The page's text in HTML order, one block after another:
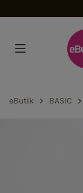
eButik BASIC